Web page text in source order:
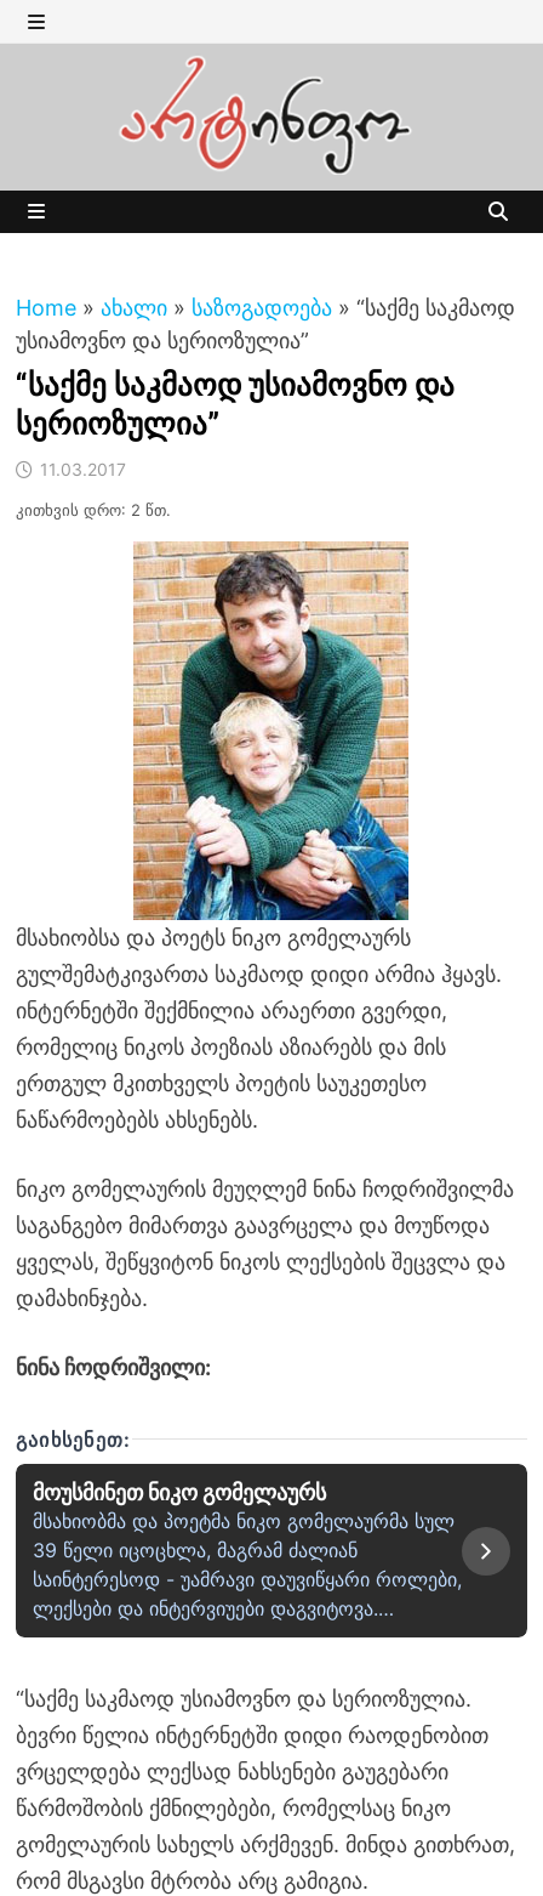
Skip
to MENU
Home » ახალი » საზოგადოება » “საქმე საკმაოდ
უსიამოვნო და სერიოზულია”
“საქმე საკმაოდ უსიამოვნო და
სერიოზულია”
11.03.2017
კითხვის დრო: 2 წთ.
მსახიობსა და პოეტს ნიკო გომელაურს
გულშემატკივართა საკმაოდ დიდი არმია ჰყავს.
ინტერნეტში შექმნილია არაერთი გვერდი,
რომელიც ნიკოს პოეზიას აზიარებს და მის
ერთგულ მკითხველს პოეტის საუკეთესო
ნაწარმოებებს ახსენებს.
ნიკო გომელაურის მეუღლემ ნინა ჩოდრიშვილმა
საგანგებო მიმართვა გაავრცელა და მოუწოდა
ყველას, შეწყვიტონ ნიკოს ლექსების შეცვლა და
დამახინჯება.
ნინა ჩოდრიშვილი:
ᲒᲐᲘᲮᲡᲔᲜᲔᲗ:
მოუსმინეთ ნიკო გომელაურს
მსახიობმა და პოეტმა ნიკო გომელაურმა სულ
39 წელი იცოცხლა, მაგრამ ძალიან
საინტერესოდ - უამრავი დაუვიწყარი როლები,
ლექსები და ინტერვიუები დაგვიტოვა.…
“საქმე საკმაოდ უსიამოვნო და სერიოზულია.
ბევრი წელია ინტერნეტში დიდი რაოდენობით
ვრცელდება ლექსად ნახსენები გაუგებარი
წარმოშობის ქმნილებები, რომელსაც ნიკო
გომელაურის სახელს არქმევენ. მინდა გითხრათ,
რომ მსგავსი მტრობა არც გამიგია.